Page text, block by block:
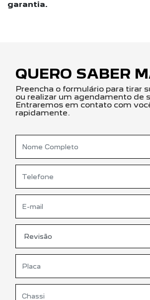
garantia.
QUERO SABER
Preencha o formulário para tirar
ou realizar um agendamento de
Entraremos em contato com
rapidamente.